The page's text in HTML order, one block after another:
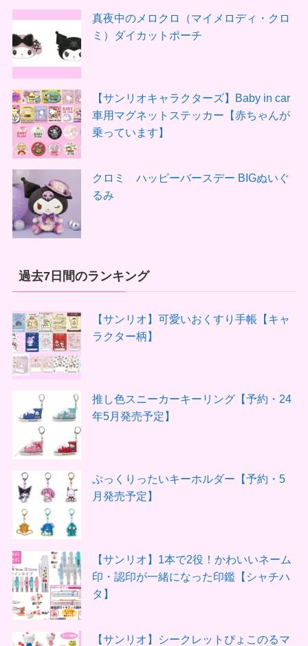
真夜中のメロクロ（マイメロディ・クロ
ミ）ダイカットポーチ
【サンリオキャラクターズ】Baby in car
車用マグネットステッカー【赤ちゃんが
乗っています】
クロミ ハッピーバースデー BIGぬいぐ
るみ
過去7日間のランキング
【サンリオ】可愛いおくすり手帳【キャ
ラクター柄】
推し色スニーカーキーリング【予約・24
年5月発売予定】
ぷっくりったいキーホルダー【予約・5
月発売予定】
【サンリオ】1本で2役！かわいいネーム
印・認印が一緒になった印鑑【シャチハ
タ】
【サンリオ】シークレットぴょこのるマ